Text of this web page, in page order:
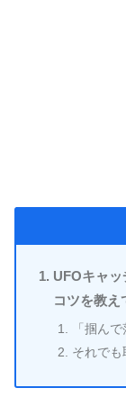
UFOキャ
コツを教え
「掴ん
それでも